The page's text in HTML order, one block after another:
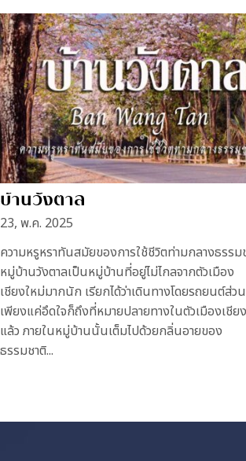
บ้านวังตาล
23, พ.ค. 2025
ความหรูหราทันสมัยของการใช้ชีวิตท่ามกลางธรรม
หมู่บ้านวังตาลเป็นหมู่บ้านที่อยู่ไม่ไกลจากตัวเมือง
เชียงใหม่มากนัก เรียกได้ว่าเดินทางโดยรถยนต์ส่ว
เพียงแค่อึดใจก็ถึงที่หมายปลายทางในตัวเมืองเชีย
แล้ว ภายในหมู่บ้านนั้นเต็มไปด้วยกลิ่นอายของ
ธรรมชาติ...